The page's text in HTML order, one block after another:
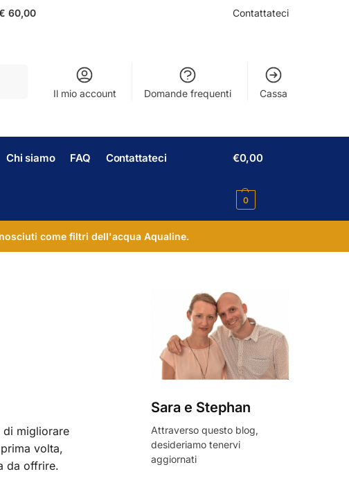
60,00 Contattateci
Il mio account Domande frequenti Cassa
Chi siamo FAQ Contattateci €0,00
0
come filtri dell'acqua Aqualine.
di migliorare
volta,
da offrire.
Sara e Stephan
Attraverso questo blog,
desideriamo tenervi
aggiornati